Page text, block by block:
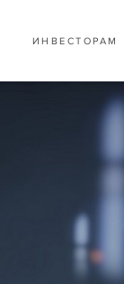
ИНВЕСТОРАМ